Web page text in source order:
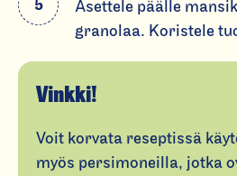
Asettele päälle
granolaa. Koristele
Vinkki!
Voit korvata reseptissä
myös persimoneilla, jotka